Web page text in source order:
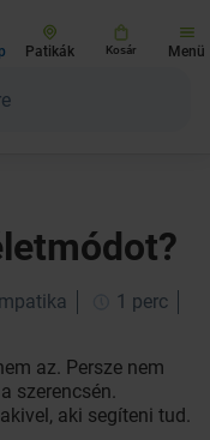
Patikák Kosár Menü
1 perc
az. Persze nem
szerencsén.
aki segíteni tud.